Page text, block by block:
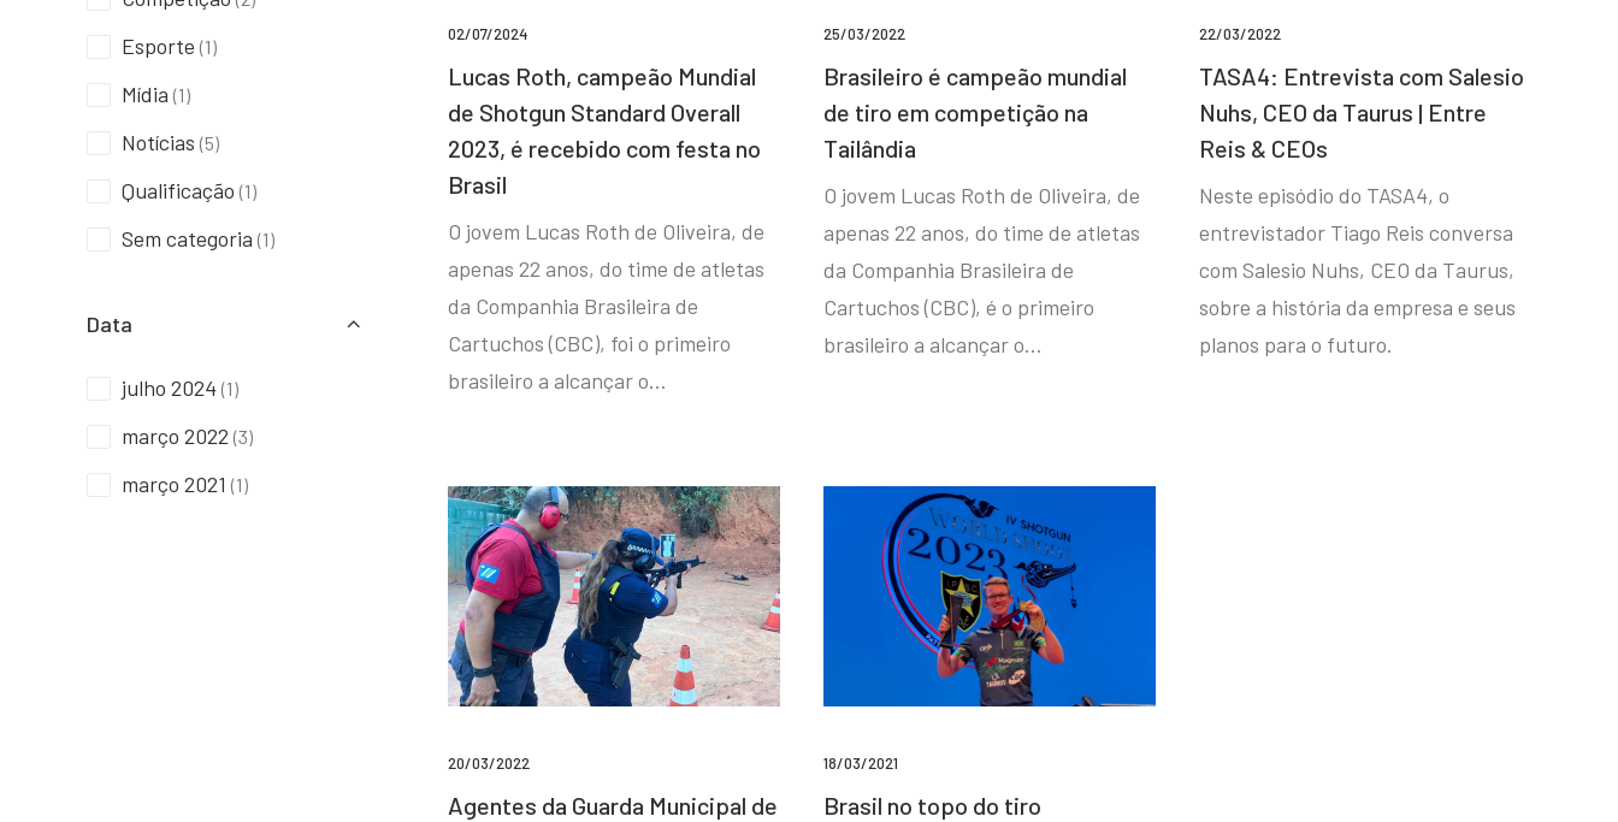
Esporte (1)
Mídia (1)
Notícias (5)
Qualificação (1)
Sem categoria (1)
Data
julho 2024 (1)
março 2022 (3)
março 2021 (1)
02/07/2024
Lucas Roth, campeão Mundial
de Shotgun Standard Overall
2023, é recebido com festa no
Brasil
O jovem Lucas Roth de Oliveira, de
apenas 22 anos, do time de atletas
da Companhia Brasileira de
Cartuchos (CBC), foi o primeiro
brasileiro a alcançar o…
25/03/2022
Brasileiro é campeão mundial
de tiro em competição na
Tailândia
O jovem Lucas Roth de Oliveira, de
apenas 22 anos, do time de atletas
da Companhia Brasileira de
Cartuchos (CBC), é o primeiro
brasileiro a alcançar o…
22/03/2022
TASA4: Entrevista com Salesio
Nuhs, CEO da Taurus | Entre
Reis & CEOs
Neste episódio do TASA4, o
entrevistador Tiago Reis conversa
com Salesio Nuhs, CEO da Taurus,
sobre a história da empresa e seus
planos para o futuro.
20/03/2022
Agentes da Guarda Municipal de
18/03/2021
Brasil no topo do tiro